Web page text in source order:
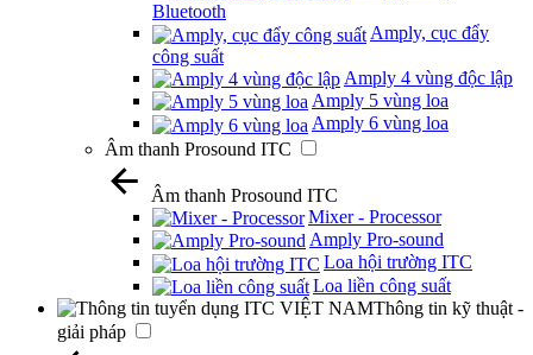
Bluetooth
Amply, cục đẩy
công suất
Amply 4 vùng độc lập
Amply 5 vùng loa
Amply 6 vùng loa
Âm thanh Prosound ITC
Âm thanh Prosound ITC
Mixer - Processor
Amply Pro-sound
Loa hội trường ITC
Loa liền công suất
Thông tin kỹ thuật -
giải pháp